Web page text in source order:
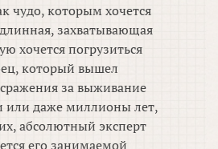
чудо, которым хочется
захватывающая
хочется погрузиться
который вышел
за выживание
или даже миллионы лет,
абсолютный эксперт
его занимаемой